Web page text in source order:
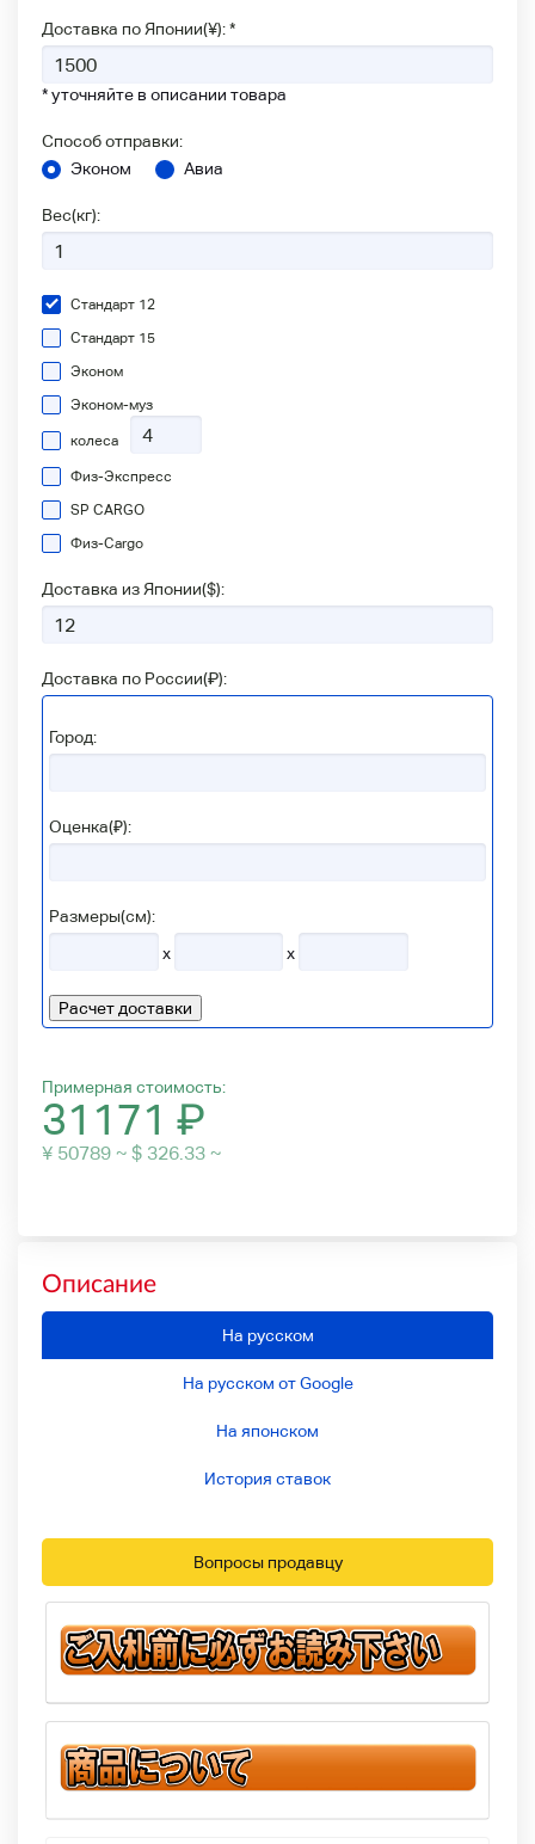
Доставка по Японии(¥): *
* уточняйте в описании товара
Способ отправки:
Эконом
Авиа
Вес(кг):
Стандарт 12
Стандарт 15
Эконом
Эконом-муз
колеса
Физ-Экспресс
SP CARGO
Физ-Сargo
Доставка из Японии($):
Доставка по России(₽):
Город:
Оценка(₽):
Размеры(см):
x
x
Расчет доставки
Примерная стоимость:
31171 ₽
¥ 50789 ~ $ 326.33 ~
Описание
На русском
На русском от Google
На японском
История ставок
Вопросы продавцу